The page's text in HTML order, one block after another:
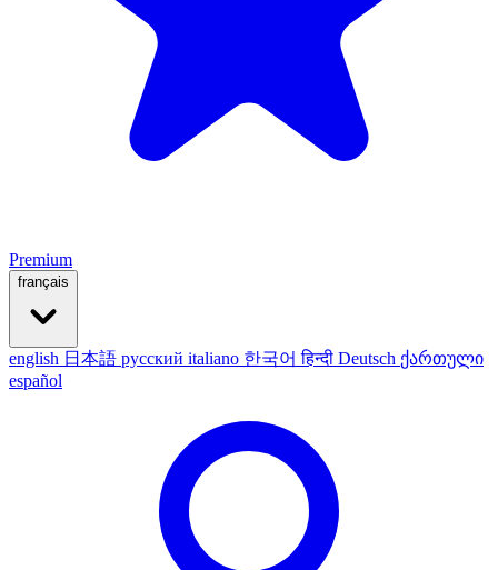
Premium
français
english 日本語 русский italiano 한국어हिन्दी Deutsch ქართული
español